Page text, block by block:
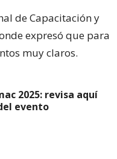
de Capacitación y
expresó que para
muy claros.
2025: revisa aquí
evento